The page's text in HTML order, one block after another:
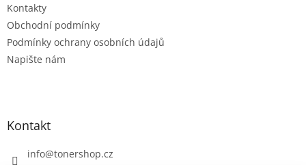
Kontakty
Obchodní podmínky
Podmínky ochrany osobních údajů
Napište nám
Kontakt
info@tonershop.cz